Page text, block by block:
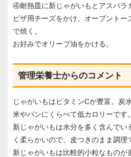
④耐熱皿に新じゃがいもとアスパラ
ピザ用チーズをかけ、オーブントー
で焼く。
お好みでオリーブ油をかける。
管理栄養士からのコメント
じゃがいもはビタミンCが豊富。炭
米やパンにくらべて低カロリーです。
新じゃがいもは水分を多く含んでい
く柔らかいので、皮つきのまま調理
新じゃがいもは比較的小粒なものが